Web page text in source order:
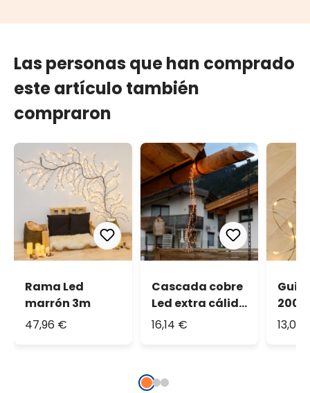
Las personas que han comprado
este artículo también
compraron
Rama Led
marrón 3m
47,96 €
Cascada cobre
Led extra cálido
destellos 1m
16,14 €
200
13,07